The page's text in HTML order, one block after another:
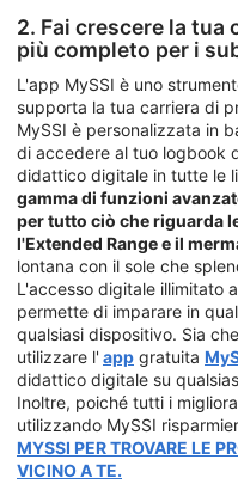
2. Fai crescere la
più completo per i
L'app MySSI è uno
supporta la tua carriera di
MySSI è personalizzata in
di accedere al tuo logbook
didattico digitale in tutte le
gamma di funzioni
per tutto ciò che riguarda
l'Extended Range e il
lontana con il sole che
L'accesso digitale illimitato
permette di imparare in
qualsiasi dispositivo. Sia
utilizzare l' app gratuita
didattico digitale su
Inoltre, poiché tutti i
utilizzando MySSI
MYSSI PER TROVARE LE
VICINO A TE.